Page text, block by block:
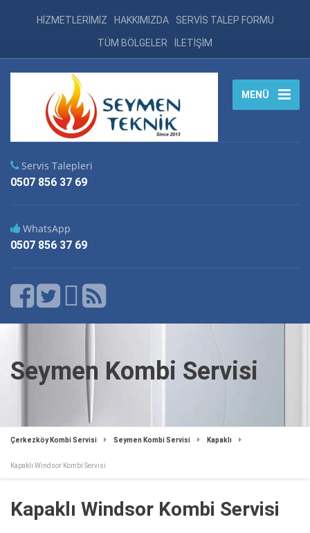
HİZMETLERİMİZ HAKKIMIZDA SERVİS TALEP FORMU
TÜM BÖLGELER İLETİŞİM
MENÜ
Servis Talepleri
0507 856 37 69
WhatsApp
0507 856 37 69
Seymen Kombi Servisi
Çerkezköy Kombi Servisi Seymen Kombi Servisi Kapaklı
Kapaklı Windsor Kombi Servisi
Kapaklı Windsor Kombi Servisi